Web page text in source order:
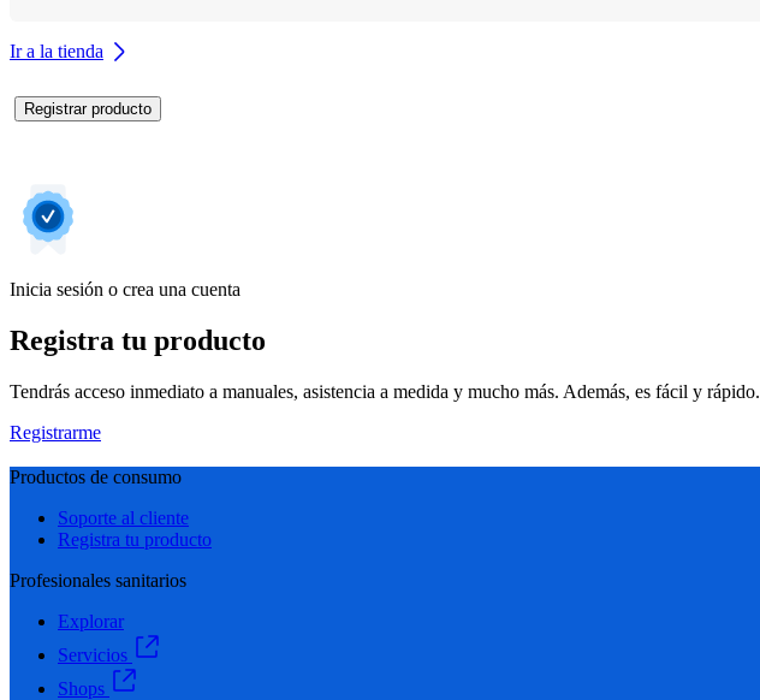
Ir a la tienda
Registrar producto
Inicia sesión o crea una cuenta
Registra tu producto
Tendrás acceso inmediato a manuales, asistencia a medida y mucho más. Además, es fácil y rápido.
Registrarme
Productos de consumo
Soporte al cliente
Registra tu producto
Profesionales sanitarios
Explorar
Servicios
Shops